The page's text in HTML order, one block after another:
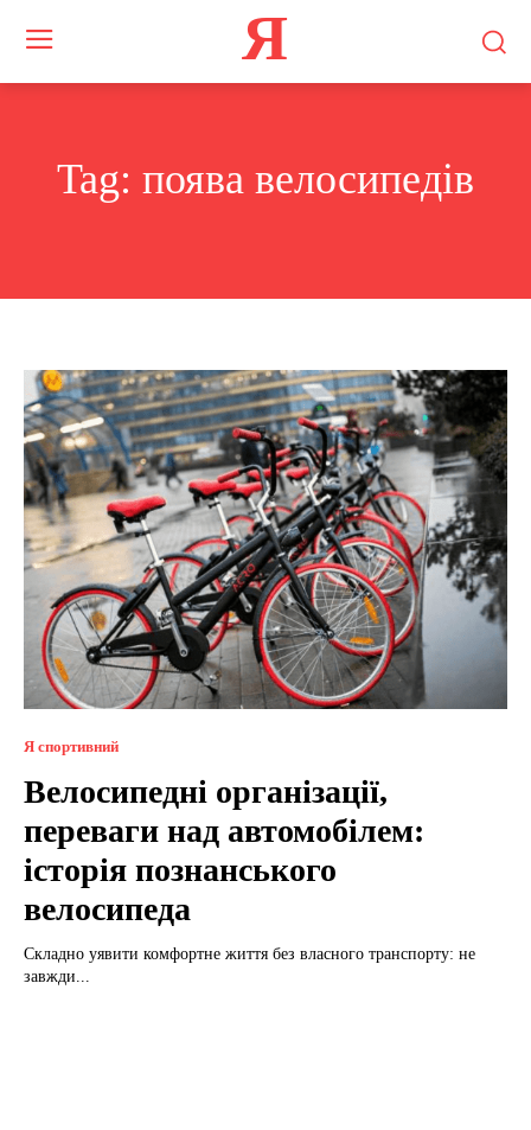
Я
Tag: поява велосипедів
Я спортивний
Велосипедні організації,
переваги над автомобілем:
історія познанського
велосипеда
Складно уявити комфортне життя без власного транспорту: не
завжди...